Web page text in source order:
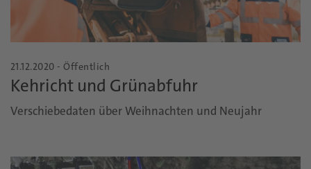
21.12.2020 - Öffentlich
Kehricht und Grünabfuhr
Verschiebedaten über Weihnachten und Neujahr